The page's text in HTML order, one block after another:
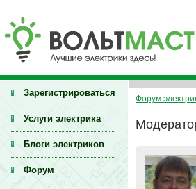
Зарегистрироваться
Услуги электрика
Блоги электриков
Форум
Форум